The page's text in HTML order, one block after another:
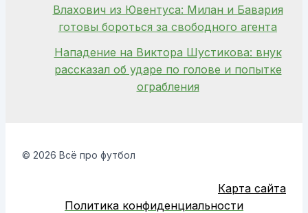
Влахович из Ювентуса: Милан и Бавария
готовы бороться за свободного агента
Нападение на Виктора Шустикова: внук
рассказал об ударе по голове и попытке
ограбления
© 2026 Всё про футбол
Карта сайта
Политика конфиденциальности